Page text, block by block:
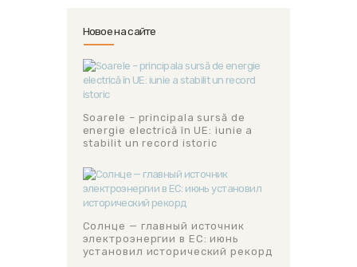
Новое на сайте
Soarele – principala sursă de
energie electrică în UE: iunie a
stabilit un record istoric
Солнце — главный источник
электроэнергии в ЕС: июнь
установил исторический рекорд